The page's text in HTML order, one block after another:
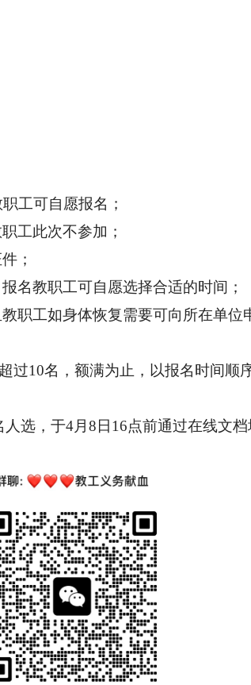
工可自愿报名；
工此次不参加；
；
名教职工可自愿选择合适的时间；
职工如身体恢复需要可向所在单位
过10名，额满为止，以报名时间顺
人选，于4月8日16点前通过在线文